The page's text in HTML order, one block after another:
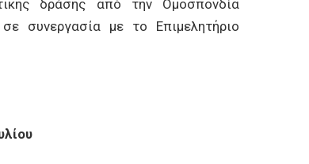
δράσης από την Ομοσπονδία
συνεργασία με το Επιμελητήριο